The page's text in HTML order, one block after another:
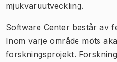
mjukvaruutveckling.
Software Center består av
Inom varje område möts
forskningsprojekt.